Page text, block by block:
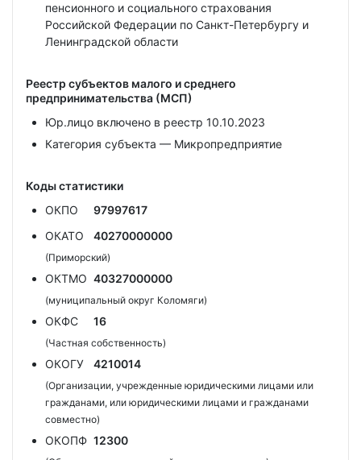
пенсионного и социального страхования
Российской Федерации по Санкт-Петербургу и
Ленинградской области
Реестр субъектов малого и среднего
предпринимательства (МСП)
Юр.лицо включено в реестр 10.10.2023
Категория субъекта — Микропредприятие
Коды статистики
ОКПО
97997617
ОКАТО
40270000000
(Приморский)
ОКТМО 40327000000
(муниципальный округ Коломяги)
ОКФС 16
(Частная собственность)
ОКОГУ 4210014
(Организации, учрежденные юридическими лицами или
гражданами, или юридическими лицами и гражданами
совместно)
ОКОПФ 12300